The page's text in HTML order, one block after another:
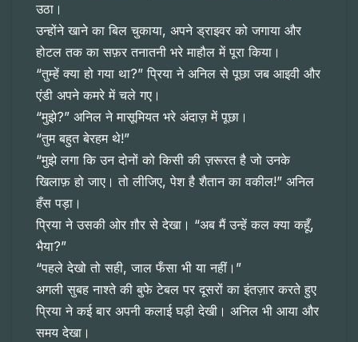
उठा।
उन्होंने खाने का बिल चुकाया, अपने ड्राइवर को जगाया और
होटल तक का सफ़र तनातनी भरे माहौल में पूरा किया।
“तुम्हें क्या हो गया था?” प्रिया ने अनिल से पूछा जब आइवी और
एंडी अपने कमरे में चले गए।
“मुझे?” अनिल ने मासूमियत भरे अंदाज़ में पूछा।
“तुम बहुत बेरहम थे!”
“मुझे लगा कि उन दोनों को किसी की ज़रूरत है जो उनके
खिलाफ़ हो जाए। तो लीजिए, पेश है शैतान का वकील!” अनिल
हँस पड़ा।
प्रिया ने उसकी ओर ग़ौर से देखा। “अब मैं उन्हें कल क्या कहूँ,
भैया?”
“पहले देखो तो सही, जाल फँसा भी या नहीं।”
अगली सुबह नाश्ते की बुफे टेबल पर दूसरों का इंतज़ार करते हुए
प्रिया ने कई बार अपनी कलाई घड़ी देखी। अनिल भी आया और
समय देखा।